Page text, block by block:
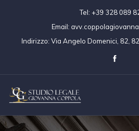
Tel: +39 328 089
Email:
Indirizzo: Via Angelo Domenici, 82,